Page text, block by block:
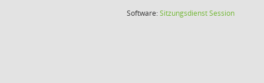
Software:SitzungsdienstSession(Wird in